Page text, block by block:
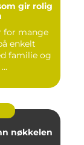
gir rolig
for mange
enkelt
familie og